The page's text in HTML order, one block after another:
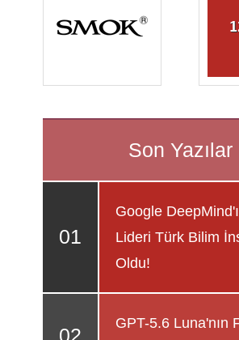
Google
Lideri Türk Bilim
Oldu!
GPT-5.6 Luna'nın